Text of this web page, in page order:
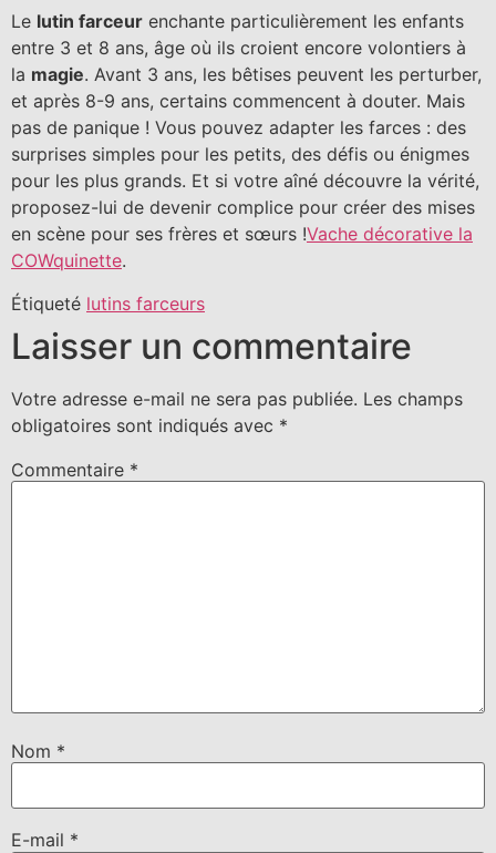
Le lutin farceur enchante particulièrement les enfants
entre 3 et 8 ans, âge où ils croient encore volontiers à
la magie. Avant 3 ans, les bêtises peuvent les perturber,
et après 8-9 ans, certains commencent à douter. Mais
pas de panique ! Vous pouvez adapter les farces : des
surprises simples pour les petits, des défis ou énigmes
pour les plus grands. Et si votre aîné découvre la vérité,
proposez-lui de devenir complice pour créer des mises
en scène pour ses frères et sœurs !Vache décorative la
COWquinette.
Étiqueté lutins farceurs
Laisser un commentaire
Votre adresse e-mail ne sera pas publiée. Les champs
obligatoires sont indiqués avec *
Commentaire *
Nom *
E-mail *